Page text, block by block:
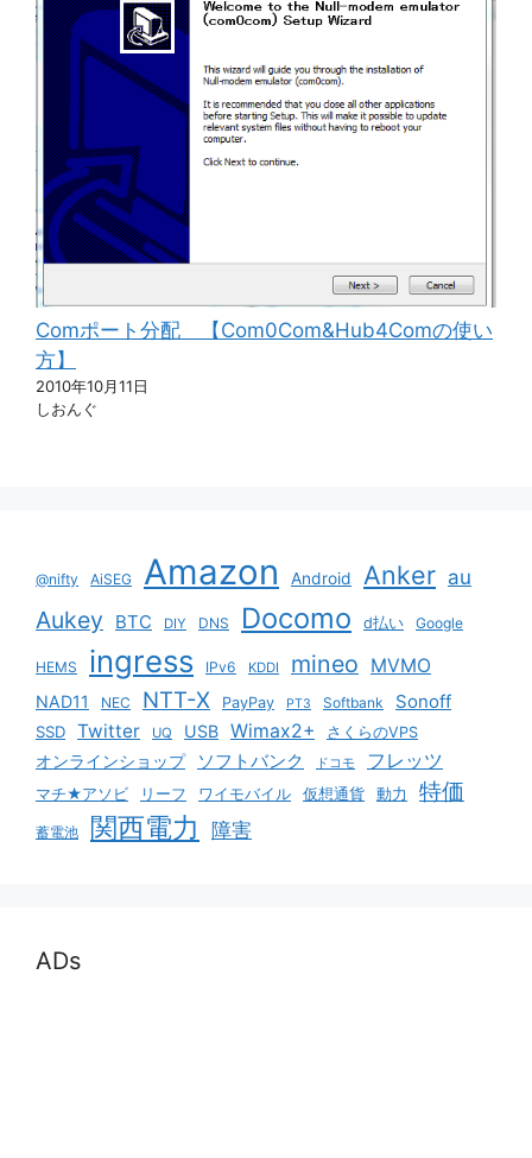
Comポート分配 【Com0Com&Hub4Comの使い
方】
2010年10月11日
しおんぐ
@nifty AiSEG Amazon Android Anker au
Aukey BTC DIY DNS Docomo d払い Google
HEMS ingress IPv6 KDDI mineo MVMO
NAD11 NEC NTT-X PayPay PT3 Softbank Sonoff
SSD Twitter UQ USB Wimax2+ さくらのVPS
オンラインショップ ソフトバンク ドコモ フレッツ
マチ★アソビ リーフ ワイモバイル 仮想通貨 動力 特価
蓄電池 関西電力 障害
ADs